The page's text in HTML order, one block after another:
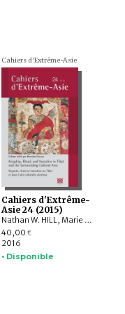
Cahiers d'Extrême-Asie
Cahiers d'Extrême-
Asie 24 (2015)
Nathan W. HILL, Marie LECOMTE-TILOUINE, Brandon DOTSON, Lewis DONEY, Megan BRYSON, Christian JAHODA, Christiane KALANTARI, Carl YAMAMOTO, Adam C. KRUG, Ruth GAMBLE, YANGMOTSO , ISHIHAMA Yumiko, Martin MILLS, Jeehee HONG, TJ HINRICHS
40,00 €
2016
• Disponible